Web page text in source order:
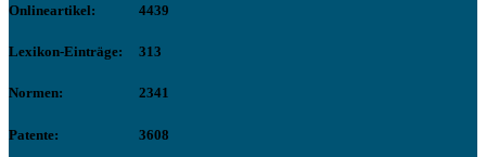
Onlineartikel: 4439
Lexikon-Einträge: 313
Normen: 2341
Patente: 3608